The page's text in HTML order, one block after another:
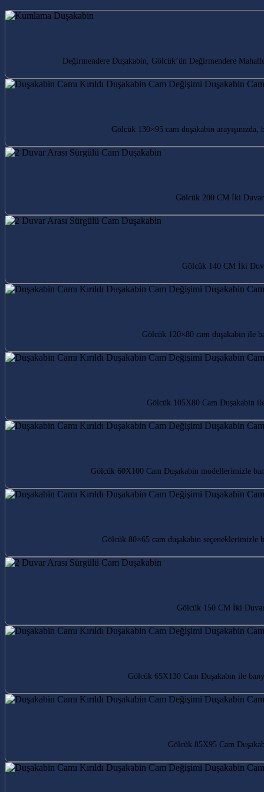
Değirmendere Duşakabin, Gölcük’ün Değirmendere
Gölcük 130×95 cam duşakabin
Gölcük 200 CM İki Duvar
Gölcük 140 CM İki
Gölcük 120×80 cam duşakabin ile
Gölcük 105X80 Cam Duşakabin
Gölcük 60X100 Cam Duşakabin modellerimizle
Gölcük 80×65 cam duşakabin seçeneklerimizle
Gölcük 150 CM İki Duvar
Gölcük 65X130 Cam Duşakabin ile
Gölcük 85X95 Cam